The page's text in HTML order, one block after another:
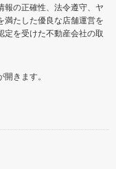
報の正確性、法令遵守、ヤ
満たした優良な店舗運営を
定を受けた不動産会社の取
きます。